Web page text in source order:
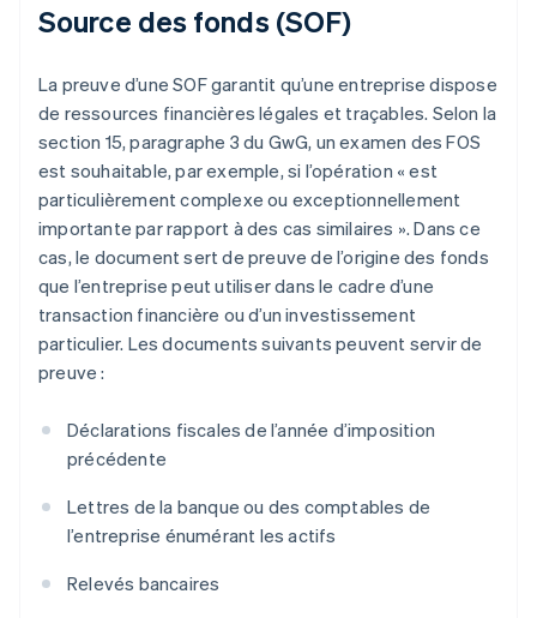
Source des fonds (SOF)
La preuve d’une SOF garantit qu’une entreprise dispose
de ressources financières légales et traçables. Selon la
section 15, paragraphe 3 du GwG, un examen des FOS
est souhaitable, par exemple, si l’opération « est
particulièrement complexe ou exceptionnellement
importante par rapport à des cas similaires ». Dans ce
cas, le document sert de preuve de l’origine des fonds
que l’entreprise peut utiliser dans le cadre d’une
transaction financière ou d’un investissement
particulier. Les documents suivants peuvent servir de
preuve :
Déclarations fiscales de l’année d’imposition
précédente
Lettres de la banque ou des comptables de
l’entreprise énumérant les actifs
Relevés bancaires